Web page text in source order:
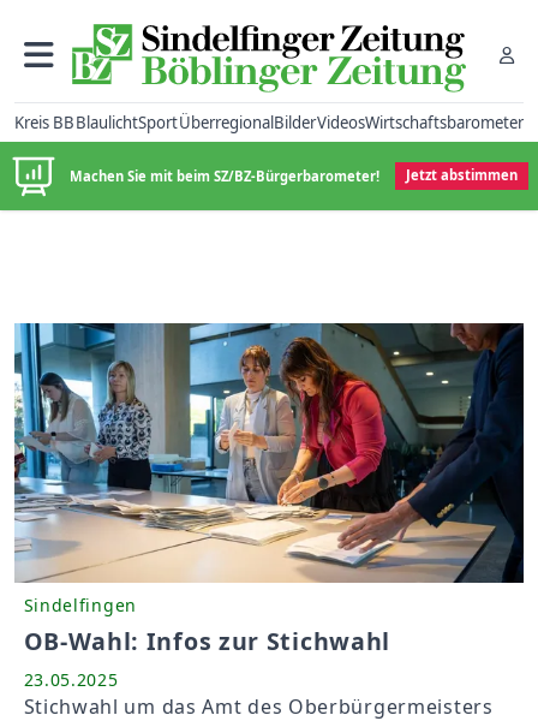
Kreis BBBlaulichtSportÜberregionalBilderVideosWirtschaftsbarometer
Machen Sie mit beim SZ/BZ-Bürgerbarometer! Jetzt abstimmen
Sindelfingen
OB-Wahl: Infos zur Stichwahl
23.05.2025
Stichwahl um das Amt des Oberbürgermeisters